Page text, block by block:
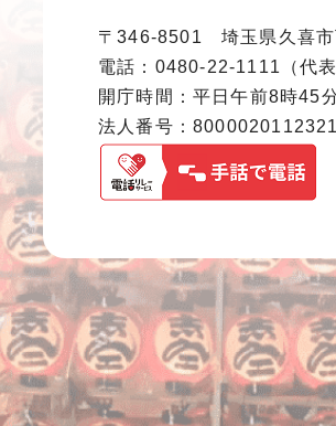
〒346-8501 埼玉県久喜市
電話：0480-22-1111（代表
開庁時間：平日午前8時45
法人番号：8000020112321